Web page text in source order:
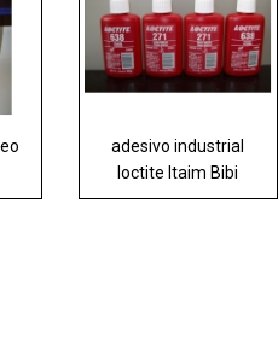
adesivo industrial
loctite Itaim Bibi